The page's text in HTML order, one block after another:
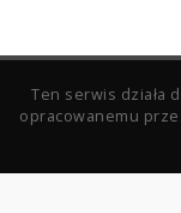
Ten serwis działa
opracowanemu